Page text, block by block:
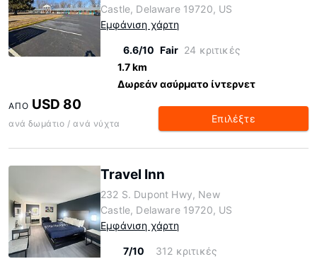
Castle, Delaware 19720, US
Εμφάνιση χάρτη
6.6/10 Fair 24 κριτικές
1.7 km
Δωρεάν ασύρματο ίντερνετ
ΑΠΌ USD 80
ανά δωμάτιο / ανά νύχτα Επιλέξτε
Travel Inn
232 S. Dupont Hwy, New
Castle, Delaware 19720, US
Εμφάνιση χάρτη
7/10 312 κριτικές